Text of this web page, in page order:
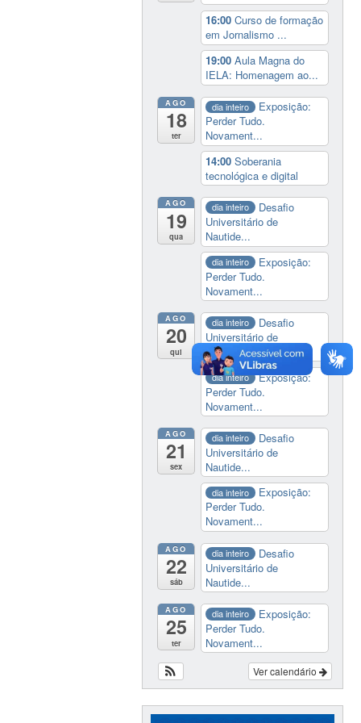
16:00Curso de formação
em Jornalismo ...
19:00Aula Magna do
IELA: Homenagem ao...
AGO
18
ter
dia inteiro
Exposição:
Perder Tudo.
Novament...
14:00Soberania
tecnológica e digital
AGO
19
qua
dia inteiro
Desafio
Universitário de
Nautide...
dia inteiro
Exposição:
Perder Tudo.
Novament...
AGO
20
qui
dia inteiro
Desafio
Universitário de
Nautide...
dia inteiro
Exposição:
Perder Tudo.
Novament...
AGO
21
sex
dia inteiro
Desafio
Universitário de
Nautide...
dia inteiro
Exposição:
Perder Tudo.
Novament...
AGO
22
sáb
dia inteiro
Desafio
Universitário de
Nautide...
AGO
25
ter
dia inteiro
Exposição:
Perder Tudo.
Novament...
Ver calendário